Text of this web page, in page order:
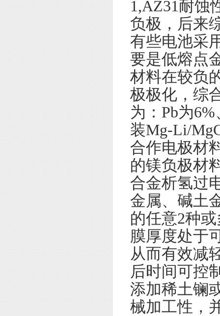
1,AZ31耐蚀
负极，后来
有些电池采
要是低熔点
材料在较负
极极化，综
为：Pb为
装Mg-Li/
合作电极材
的镁负极材
合金析氢过
金属、碱土
的任意2种
膜厚度处于
从而有效减
后时间可控
添加稀土镧
械加工性，